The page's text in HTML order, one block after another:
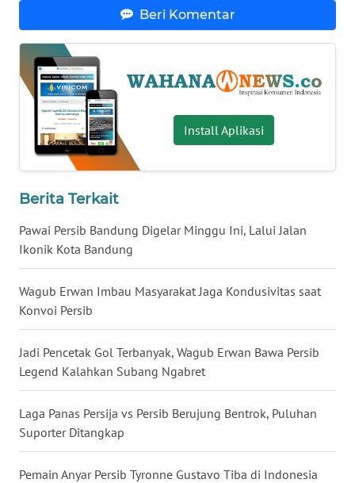
Beri Komentar
Install Aplikasi
Berita Terkait
Pawai Persib Bandung Digelar Minggu Ini, Lalui Jalan
Ikonik Kota Bandung
Wagub Erwan Imbau Masyarakat Jaga Kondusivitas saat
Konvoi Persib
Jadi Pencetak Gol Terbanyak, Wagub Erwan Bawa Persib
Legend Kalahkan Subang Ngabret
Laga Panas Persija vs Persib Berujung Bentrok, Puluhan
Suporter Ditangkap
Pemain Anyar Persib Tyronne Gustavo Tiba di Indonesia
BABEL
WN
SUMBAR
WN
SUMSEL
WN
WN
WN
JATENG
WN
NUSANTARA
WN
JOGJA